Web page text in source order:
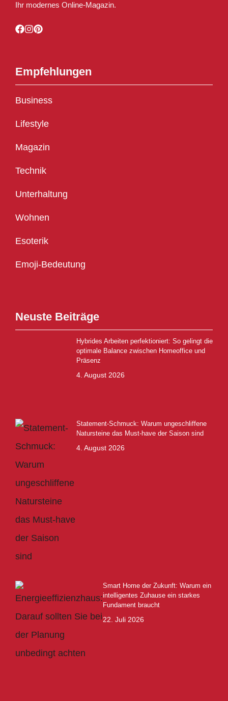
Ihr modernes Online-Magazin.
Empfehlungen
Business
Lifestyle
Magazin
Technik
Unterhaltung
Wohnen
Esoterik
Emoji-Bedeutung
Neuste Beiträge
Hybrides Arbeiten perfektioniert: So gelingt die
optimale Balance zwischen Homeoffice und
Präsenz
4. August 2026
Statement-Schmuck: Warum ungeschliffene
Natursteine das Must-have der Saison sind
4. August 2026
Smart Home der Zukunft: Warum ein
intelligentes Zuhause ein starkes
Fundament braucht
22. Juli 2026